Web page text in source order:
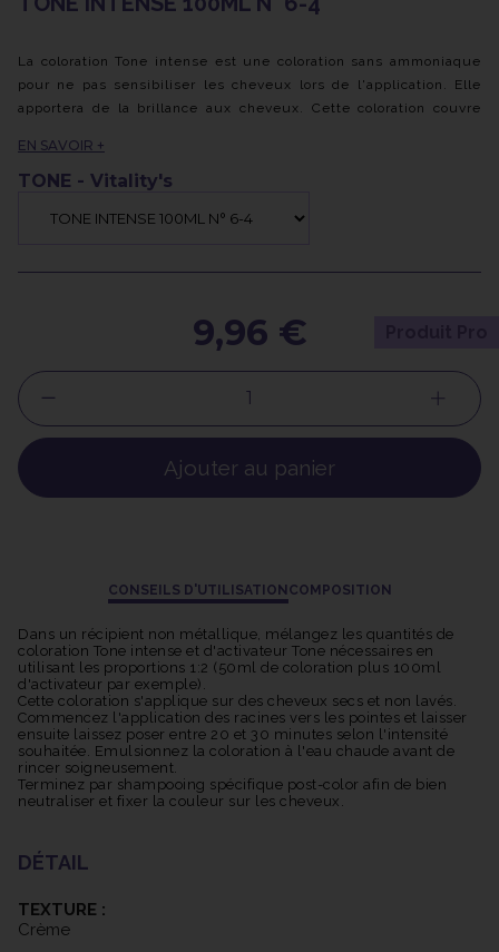
La coloration Tone intense est une coloration sans ammoniaque
pour ne pas sensibiliser les cheveux lors de l'application. Elle
apportera de la brillance aux cheveux. Cette coloration couvre
sans effet racine. A utiliser exclusivement avec les activateurs
Tone 6 et 13 volumes.
EN SAVOIR +
TONE - Vitality's
9,96 €
Ajouter au panier
CONSEILS D'UTILISATION COMPOSITION
Dans un récipient non métallique, mélangez les quantités de
coloration Tone intense et d'activateur Tone nécessaires en
utilisant les proportions 1:2 (50ml de coloration plus 100ml
d'activateur par exemple).
Cette coloration s'applique sur des cheveux secs et non lavés.
Commencez l'application des racines vers les pointes et laisser
ensuite laissez poser entre 20 et 30 minutes selon l'intensité
souhaitée. Emulsionnez la coloration à l'eau chaude avant de
rincer soigneusement.
Terminez par shampooing spécifique post-color afin de bien
neutraliser et fixer la couleur sur les cheveux.
DÉTAIL
TEXTURE :
Crème